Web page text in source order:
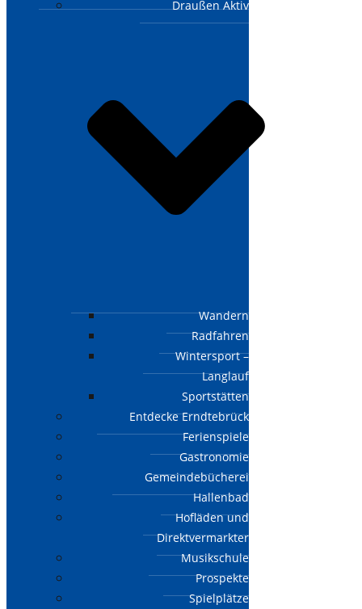
Draußen Aktiv
Wandern
Radfahren
Wintersport –
Langlauf
Sportstätten
Entdecke Erndtebrück
Ferienspiele
Gastronomie
Gemeindebücherei
Hallenbad
Hofläden und
Direktvermarkter
Musikschule
Prospekte
Spielplätze